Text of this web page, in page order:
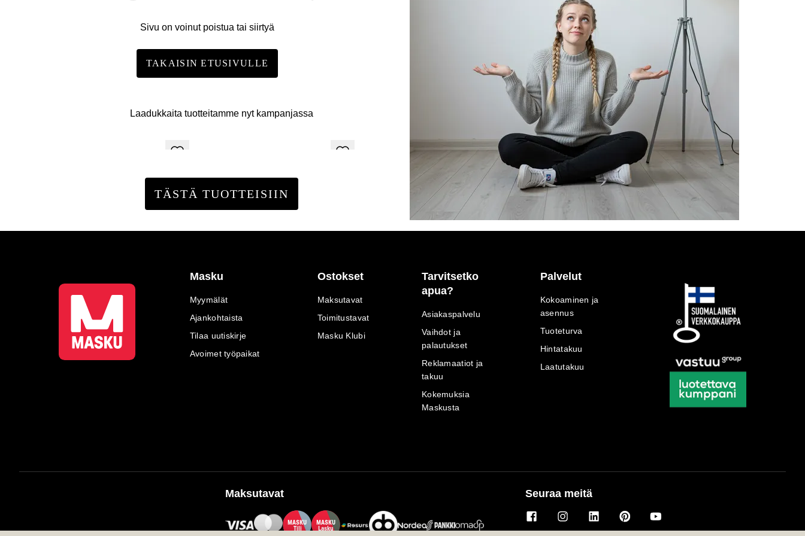
Sivu on voinut poistua tai siirtyä
TAKAISIN ETUSIVULLE
Laadukkaita tuotteitamme nyt kampanjassa
TÄSTÄ TUOTTEISIIN
Masku
Myymälät
Ajankohtaista
Tilaa uutiskirje
Avoimet työpaikat
Ostokset
Maksutavat
Toimitustavat
Masku Klubi
Tarvitsetko
apua?
Asiakaspalvelu
Vaihdot ja
palautukset
Reklamaatiot ja
takuu
Kokemuksia
Maskusta
Palvelut
Kokoaminen ja
asennus
Tuoteturva
Hintatakuu
Laatutakuu
Maksutavat
MASKU
Tili
MASKU
Lasku
Seuraa meitä